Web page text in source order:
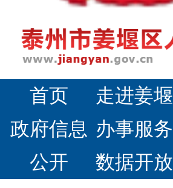
首页 走进姜堰
政府信息
公开
办事服务
数据开放